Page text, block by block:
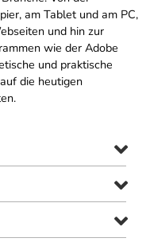
am Tablet und am PC,
und hin zur
wie der Adobe
und praktische
die heutigen